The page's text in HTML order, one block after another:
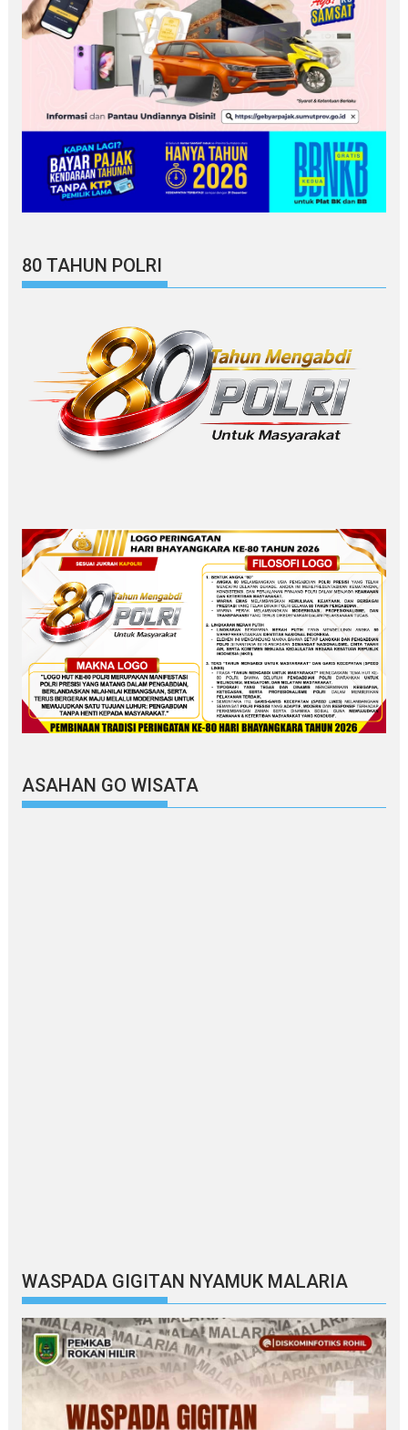
80 TAHUN POLRI
ASAHAN GO WISATA
WASPADA GIGITAN NYAMUK MALARIA